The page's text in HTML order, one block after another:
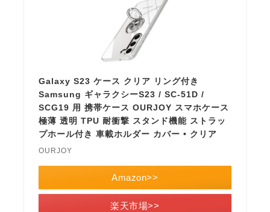
Galaxy S23 ケース クリア リング付き
Samsung ギャラクシーS23 / SC-51D /
SCG19 用 携帯ケース OURJOY スマホケース
極薄 透明 TPU 耐衝撃 スタンド機能 ストラッ
プホール付き 車載ホルダー カバー • クリア
OURJOY
Amazon>>
楽天市場>>